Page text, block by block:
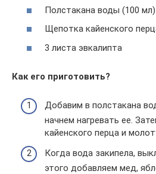
Полстакана воды (100 мл)
Щепотка кайенского
3 листа эвкалипта
Как его приготовить?
Добавим в полстакана
начнем нагревать ее.
кайенского перца и
Когда вода закипела,
этого добавляем мед,